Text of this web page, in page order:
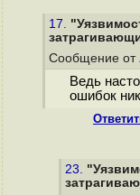
17.
Сообщение от
Ведь
ошибок
23.